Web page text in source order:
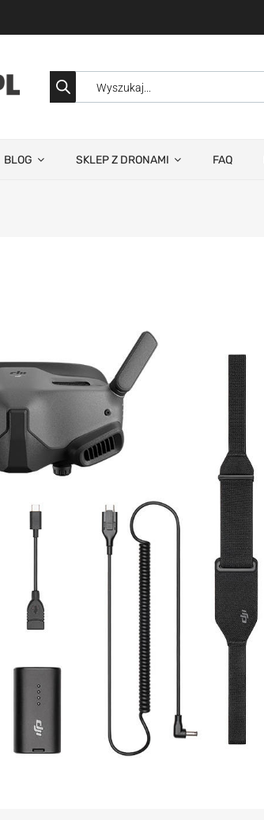
BLOG SKLEP Z DRONAMI FAQ